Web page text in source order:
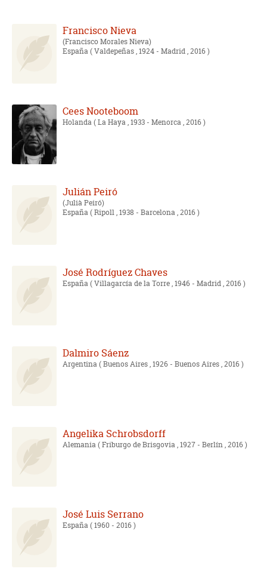
Francisco Nieva
Francisco Morales Nieva
España( Valdepeñas , 1924 - Madrid , 2016 )
Cees Nooteboom
Holanda( La Haya , 1933 - Menorca , 2016 )
Julián Peiró
Julià Peiró
España( Ripoll , 1938 - Barcelona , 2016 )
José Rodríguez Chaves
España( Villagarcía de la Torre , 1946 - Madrid , 2016 )
Dalmiro Sáenz
Argentina( Buenos Aires , 1926 - Buenos Aires , 2016 )
Angelika Schrobsdorff
Alemania( Friburgo de Brisgovia , 1927 - Berlín , 2016 )
José Luis Serrano
España( 1960 - 2016 )